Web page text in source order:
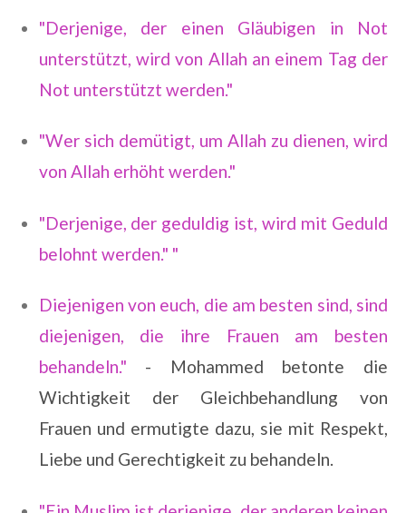
"Derjenige, der einen Gläubigen in Not
unterstützt, wird von Allah an einem Tag der
Not unterstützt werden."
"Wer sich demütigt, um Allah zu dienen, wird
von Allah erhöht werden."
"Derjenige, der geduldig ist, wird mit Geduld
belohnt werden." "
Diejenigen von euch, die am besten sind, sind
diejenigen, die ihre Frauen am besten
behandeln." - Mohammed betonte die
Wichtigkeit der Gleichbehandlung von
Frauen und ermutigte dazu, sie mit Respekt,
Liebe und Gerechtigkeit zu behandeln.